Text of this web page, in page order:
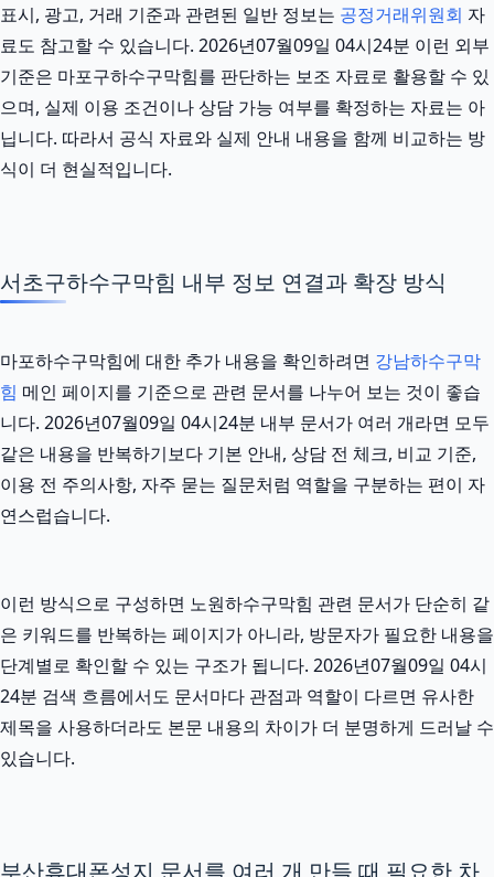
표시, 광고, 거래 기준과 관련된 일반 정보는 공정거래위원회 자
료도 참고할 수 있습니다. 2026년07월09일 04시24분 이런 외부
기준은 마포구하수구막힘를 판단하는 보조 자료로 활용할 수 있
으며, 실제 이용 조건이나 상담 가능 여부를 확정하는 자료는 아
닙니다. 따라서 공식 자료와 실제 안내 내용을 함께 비교하는 방
식이 더 현실적입니다.
서초구하수구막힘 내부 정보 연결과 확장 방식
마포하수구막힘에 대한 추가 내용을 확인하려면 강남하수구막
힘 메인 페이지를 기준으로 관련 문서를 나누어 보는 것이 좋습
니다. 2026년07월09일 04시24분 내부 문서가 여러 개라면 모두
같은 내용을 반복하기보다 기본 안내, 상담 전 체크, 비교 기준,
이용 전 주의사항, 자주 묻는 질문처럼 역할을 구분하는 편이 자
연스럽습니다.
이런 방식으로 구성하면 노원하수구막힘 관련 문서가 단순히 같
은 키워드를 반복하는 페이지가 아니라, 방문자가 필요한 내용을
단계별로 확인할 수 있는 구조가 됩니다. 2026년07월09일 04시
24분 검색 흐름에서도 문서마다 관점과 역할이 다르면 유사한
제목을 사용하더라도 본문 내용의 차이가 더 분명하게 드러날 수
있습니다.
부산휴대폰성지 문서를 여러 개 만들 때 필요한 차